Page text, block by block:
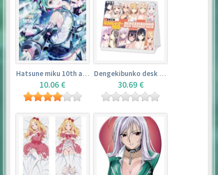
Hatsune miku 10th anniversary book
10.06 €
Dengekibunko desk calendar 2018
30.69 €